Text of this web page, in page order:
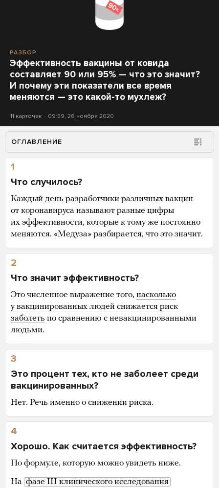
РАЗБОР
Эффективность вакцины от ковида
составляет 90 или 95% — что это значит?
И почему эти показатели все время
меняются — это какой-то мухлеж?
11 карточек 09:59, 26 ноября 2020
ОГЛАВЛЕНИЕ
1
Что случилось?
Каждый день разработчики различных вакцин
от коронавируса называют разные цифры
их эффективности, которые к тому же постоянно
меняются. «Медуза» разбирается, что это значит.
2
Что значит эффективность?
Это численное выражение того, насколько
у вакцинированных людей снижается риск
заболеть по сравнению с невакцинированными
людьми.
3
Это процент тех, кто не заболеет среди
вакцинированных?
Нет. Речь именно о снижении риска.
4
Хорошо. Как считается эффективность?
По формуле, которую можно увидеть ниже.
На фазе III клинического исследования